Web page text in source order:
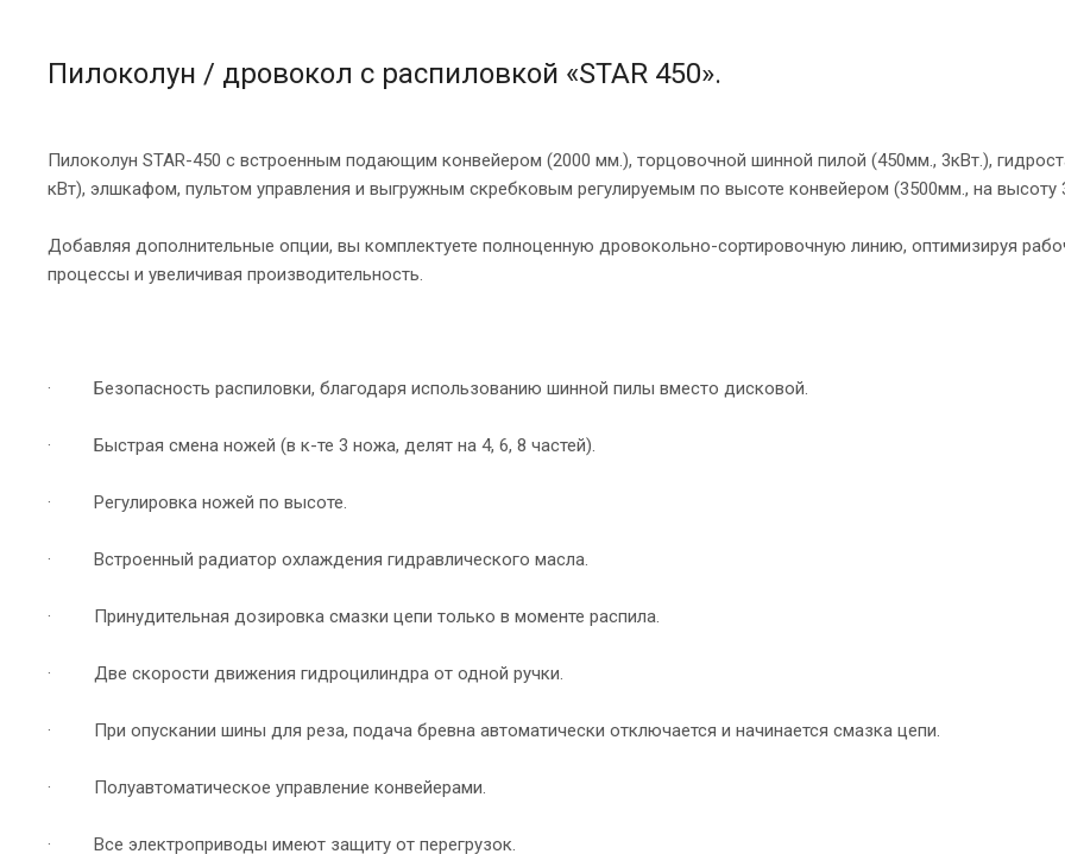
Пилоколун / дровокол с распиловкой «STAR 450».
Пилоколун STAR-450 с встроенным подающим конвейером (2000 мм.), торцовочной шинной пилой (450мм., 3кВт.),
кВт), элшкафом, пультом управления и выгружным скребковым регулируемым по высоте конвейером (3500мм., на высоту
Добавляя дополнительные опции, вы комплектуете полноценную дровокольно-сортировочную линию, оптимизируя
процессы и увеличивая производительность.
· Безопасность распиловки, благодаря использованию шинной пилы вмecто дисковой.
· Быстрая смена ножей (в к-те 3 ножа, делят на 4, 6, 8 частей).
· Регулировка ножей по высоте.
· Встроенный радиатор охлаждения гидравлического масла.
· Принудительная дозировка смазки цепи только в моменте распила.
· Две скорости движения гидроцилиндра от одной ручки.
· При опускании шины для реза, подача бревна автоматически отключается и начинается смазка цепи.
· Полуавтоматическое управление конвейерами.
· Все электроприводы имеют защиту от перегрузок.